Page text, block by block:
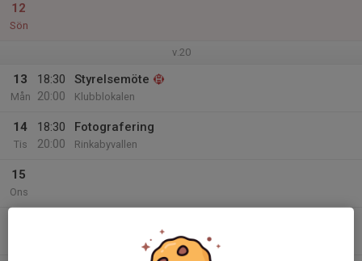
12
Sön
v.20
13
Mån
18:30
20:00
Styrelsemöte
Klubblokalen
14
Tis
18:30
20:00
Fotografering
Rinkabyvallen
15
Ons